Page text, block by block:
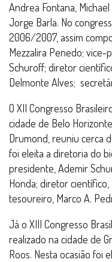
Andrea Fontana, Michael
Jorge Barla. No
2006/2007, assim
Mezzalira Penedo;
Schuroff; diretor
Delmonte Alves;
O XII Congresso
cidade de Belo
Drumond, reuniu cerca
foi eleita a diretoria do
presidente, Ademir
Honda; diretor científico,
tesoureiro, Marco A.
Já o XIII Congresso
realizado na cidade de
Roos. Nesta ocasião foi